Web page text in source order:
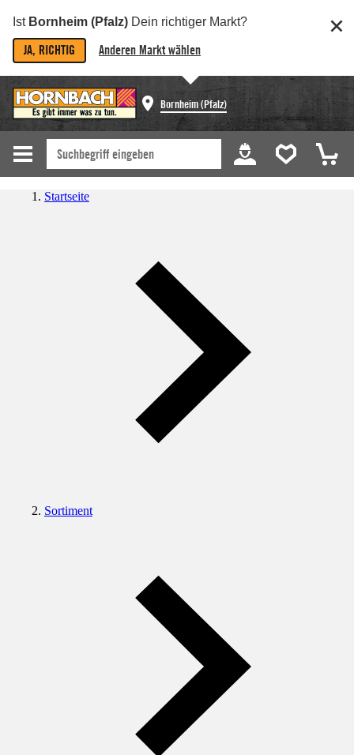
Ist Bornheim (Pfalz) Dein richtiger Markt?
JA, RICHTIG Anderen Markt wählen
Bornheim (Pfalz)
Startseite
Sortiment